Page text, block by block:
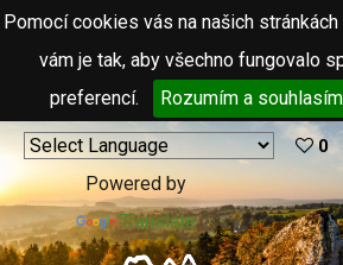
Pomocí cookies vás na našich
vám je tak, aby všechno fungovalo
preferencí.
Rozumím a souhlasím
Powered by
Translate
0